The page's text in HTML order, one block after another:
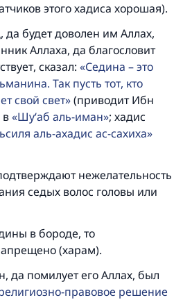
этого хадиса хорошая).
да будет доволен им Аллах,
Аллаха, да благословит
сказал:
Седина – это
Так пусть тот, кто
свой свет (приводит Ибн
в Шу‘аб аль-иман ; хадис
аль-ахадис ас-сахиха
нежелательность
седых волос головы или
в бороде, то
(харам).
да помилует его Аллах, был
правовое решение
брак.
предоставить ответы Умме
Аллаха, мир ему и
сказал:
благое (полагается) такая
и совершившему его»
№ 1893).
сейчас!